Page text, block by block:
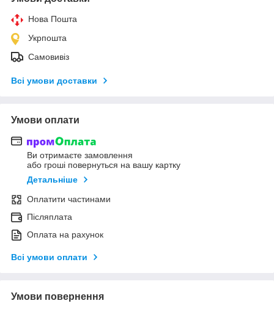
Нова Пошта
Укрпошта
Самовивіз
Всі умови доставки
Умови оплати
Ви отримаєте замовлення
або гроші повернуться на вашу картку
Детальніше
Оплатити частинами
Післяплата
Оплата на рахунок
Всі умови оплати
Умови повернення